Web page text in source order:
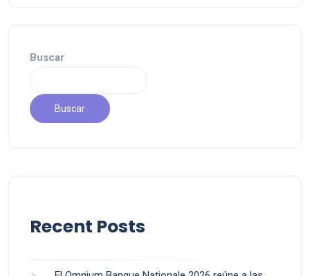
Buscar
Buscar
Recent Posts